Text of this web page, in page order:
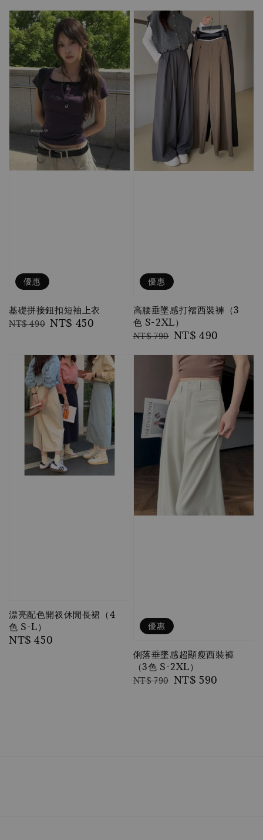
優惠
基礎拼接鈕扣短袖上衣
Regular
NT$ 490 Sale
NT$ 450
優惠
高腰垂墜感打褶西裝褲（3
色 S-2XL）
Regular
NT$ 790 Sale
NT$ 490
漂亮配色開衩休閒長裙（4
色 S-L）
Regular
NT$ 450
優惠
俐落垂墜感超顯瘦西裝褲
（3色 S-2XL）
Regular
NT$ 790 Sale
NT$ 590